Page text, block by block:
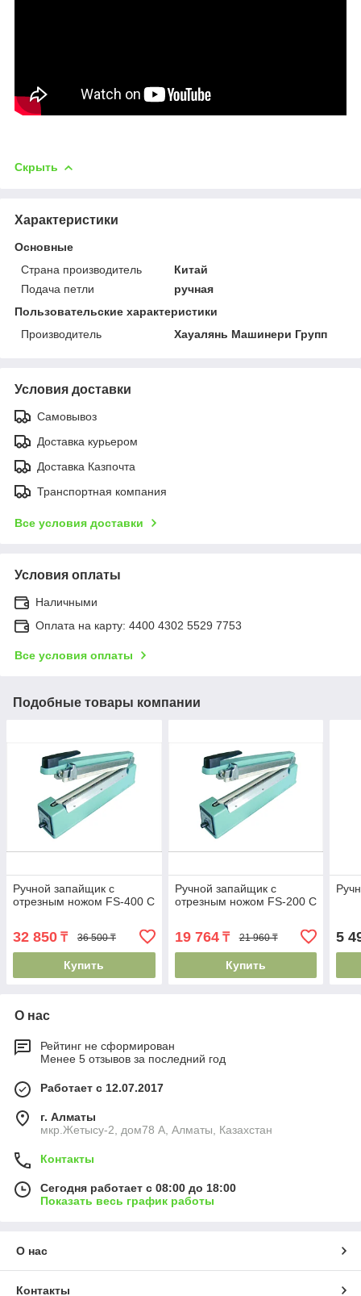
Скрыть
Характеристики
Основные
Страна производитель
Китай
Подача петли
ручная
Пользовательские характеристики
Производитель
Хауалянь Машинери Групп
Условия доставки
Самовывоз
Доставка курьером
Доставка Казпочта
Транспортная компания
Все условия доставки
Условия оплаты
Наличными
Оплата на карту: 4400 4302 5529 7753
Все условия оплаты
Подобные товары компании
Ручной запайщик с
отрезным ножом FS-400 C
32 850 ₸ 36 500 ₸
Купить
Ручной запайщик с
отрезным ножом FS-200 C
19 764₸ 21 960 ₸
Купить
5
О нас
Рейтинг не сформирован
Менее 5 отзывов за последний год
Работает с 12.07.2017
г. Алматы
мкр.Жетысу-2, дом78 А, Алматы, Казахстан
Контакты
Сегодня работает с 08:00 до 18:00
Показать весь график работы
О нас
Контакты